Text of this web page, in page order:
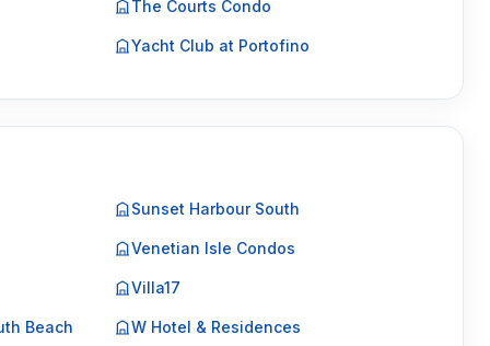
The Courts Condo
Yacht Club at Portofino
Beach
Sunset Harbour South
Venetian Isle Condos
Villa17
W Hotel & Residences